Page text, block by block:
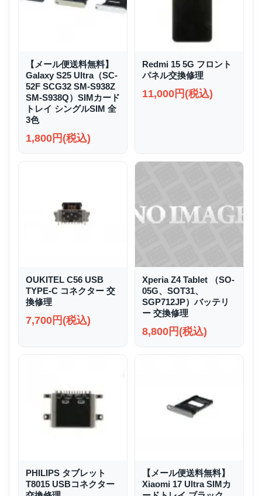
【メール便送料無料】
Galaxy S25 Ultra（SC-
52F SCG32 SM-S938Z
SM-S938Q）SIMカード
トレイ シングルSIM 全
3色
1,800円(税込)
Redmi 15 5G フロント
パネル交換修理
11,000円(税込)
OUKITEL C56 USB
TYPE-C コネクター 交
換修理
7,700円(税込)
Xperia Z4 Tablet （SO-
05G、SOT31、
SGP712JP）バッテリ
ー 交換修理
8,800円(税込)
PHILIPS タブレット
T8015 USBコネクター
【メール便送料無料】
Xiaomi 17 Ultra SIMカ